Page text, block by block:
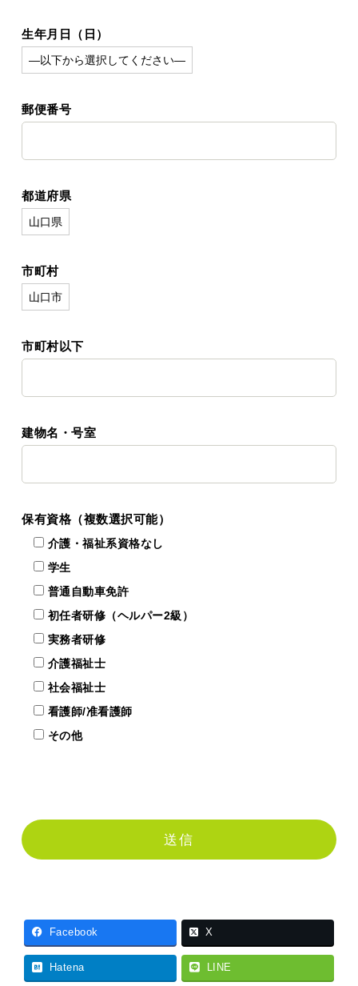
生年月日（日）
郵便番号
都道府県
市町村
市町村以下
建物名・号室
保有資格（複数選択可能）
介護・福祉系資格なし
学生
普通自動車免許
初任者研修（ヘルパー2級）
実務者研修
介護福祉士
社会福祉士
看護師/准看護師
その他
Facebook X
Hatena LINE